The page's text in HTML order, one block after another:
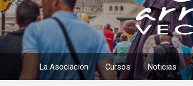
La Asociación Cursos Noticias